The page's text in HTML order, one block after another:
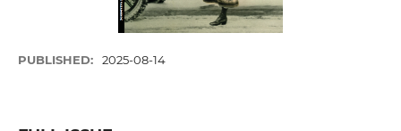
PUBLISHED: 2025-08-14